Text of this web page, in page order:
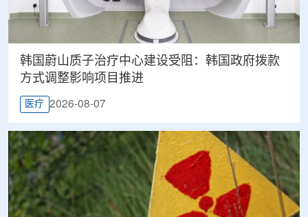
韩国蔚山质子治疗中心建设受阻：韩国政府拨款
方式调整影响项目推进
医疗 2026-08-07